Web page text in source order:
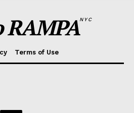
RAMPANYC
Terms of Use